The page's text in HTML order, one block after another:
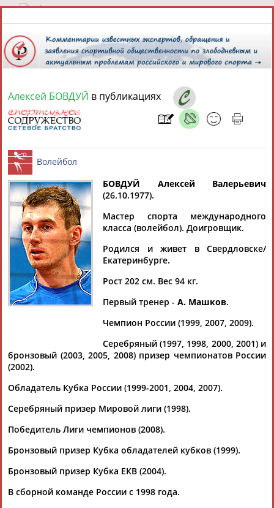
7 августа 2026 года,23:43
Найдено: 13181 Расширенный поиск
Аслаудин
АБАЕВ
Елена
АБАИМОВА
Мария
АБАКУМОВА
АБАЛАКИНА
Дмитрий
АБАРЕНОВ
Тамилла
АБАСОВА
Рамазан
АБАЧАРАЕВ
Ростом
АББАТЕ-
БУЛАТОВА
Татьяна
АББЯСОВА
Акжана
АБДИКАРИМОВА
Артур
АБДРАХМАНОВ
Алексей БОВДУЙ в публикациях
Волейбол
БОВДУЙ Алексей Валерьевич
(26.10.1977).
Мастер спорта международного
класса (волейбол). Доигровщик.
Родился и живет в Свердловске/
Екатеринбурге.
Рост 202 см. Вес 94 кг.
Первый тренер - А. Машков.
Чемпион России (1999, 2007, 2009).
Серебряный (1997, 1998, 2000, 2001) и
бронзовый (2003, 2005, 2008) призер чемпионатов России
(2002).
Обладатель Кубка России (1999-2001, 2004, 2007).
Серебряный призер Мировой лиги (1998).
Победитель Лиги чемпионов (2008).
Бронзовый призер Кубка обладателей кубков (1999).
Бронзовый призер Кубка ЕКВ (2004).
В сборной команде России с 1998 года.